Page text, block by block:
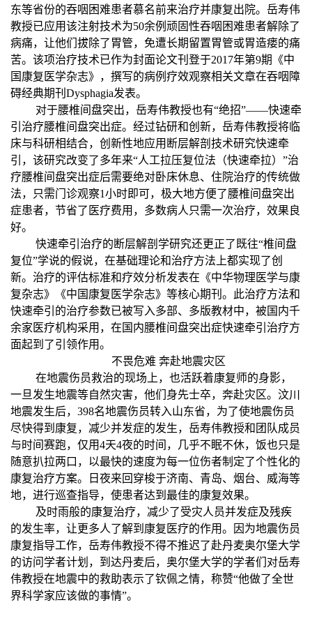
东等省份的吞咽困难患者慕名前来治疗并康复出院。岳寿伟
教授已应用该注射技术为50余例顽固性吞咽困难患者解除了
病痛，让他们拔除了胃管，免遭长期留置胃管或胃造瘘的痛
苦。该项治疗技术已作为封面论文刊登于2017年第9期《中
国康复医学杂志》，撰写的病例疗效观察相关文章在吞咽障
碍经典期刊 Dysphagia发表。
对于腰椎间盘突出，岳寿伟教授也有“绝招”——快速牵
引治疗腰椎间盘突出症。经过钻研和创新，岳寿伟教授将临
床与科研相结合，创新性地应用断层解剖技术研究快速牵
引，该研究改变了多年来“人工拉压复位法（快速牵拉）”治
疗腰椎间盘突出症后需要绝对卧床休息、住院治疗的传统做
法，只需门诊观察1小时即可，极大地方便了腰椎间盘突出
症患者，节省了医疗费用，多数病人只需一次治疗，效果良
好。
快速牵引治疗的断层解剖学研究还更正了既往“椎间盘
复位”学说的假说，在基础理论和治疗方法上都实现了创
新。治疗的评估标准和疗效分析发表在《中华物理医学与康
复杂志》《中国康复医学杂志》等核心期刊。此治疗方法和
快速牵引的治疗参数已被写入多部、多版教材中，被国内千
余家医疗机构采用，在国内腰椎间盘突出症快速牵引治疗方
面起到了引领作用。
不畏危难 奔赴地震灾区
在地震伤员救治的现场上，也活跃着康复师的身影，
一旦发生地震等自然灾害，他们身先士卒，奔赴灾区。汶川
地震发生后，398名地震伤员转入山东省，为了使地震伤员
尽快得到康复，减少并发症的发生，岳寿伟教授和团队成员
与时间赛跑，仅用4天4夜的时间，几乎不眠不休，饭也只是
随意扒拉两口，以最快的速度为每一位伤者制定了个性化的
康复治疗方案。日夜来回穿梭于济南、青岛、烟台、威海等
地，进行巡查指导，使患者达到最佳的康复效果。
及时雨般的康复治疗，减少了受灾人员并发症及残疾
的发生率，让更多人了解到康复医疗的作用。因为地震伤员
康复指导工作，岳寿伟教授不得不推迟了赴丹麦奥尔堡大学
的访问学者计划，到达丹麦后，奥尔堡大学的学者们对岳寿
伟教授在地震中的救助表示了钦佩之情，称赞“他做了全世
界科学家应该做的事情”。